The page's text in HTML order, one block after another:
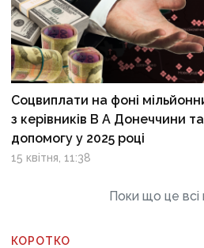
Соцвиплати на фоні
з керівників В А Донеччини
допомогу у 2025 році
15 квітня, 11:38
Поки що це всі
КОРОТКО